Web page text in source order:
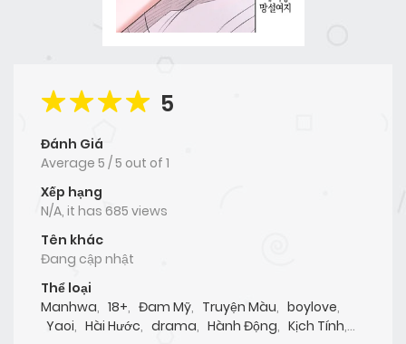
5
Đánh Giá
Average 5 /5 out of 1
Xếp hạng
N/A, it has 685 views
Tên khác
Đang cập nhật
Thể loại
Manhwa, 18+, Đam Mỹ, Truyện Màu, boylove,
Yaoi, Hài Hước, drama, Hành Động, Kịch Tính,